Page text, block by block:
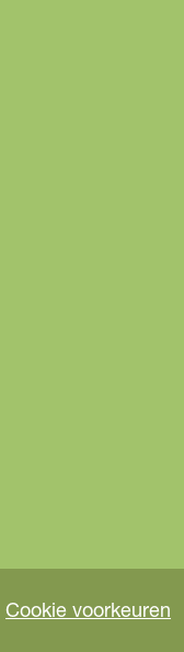
Cookie voorkeuren